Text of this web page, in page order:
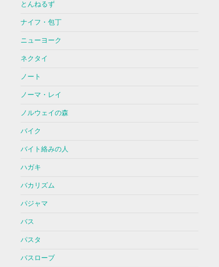
とんねるず
ナイフ・包丁
ニューヨーク
ネクタイ
ノート
ノーマ・レイ
ノルウェイの森
バイク
バイト絡みの人
ハガキ
バカリズム
パジャマ
バス
パスタ
バスローブ